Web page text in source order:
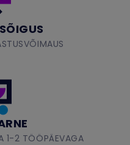
1-2 TÖÖPÄEVAGA